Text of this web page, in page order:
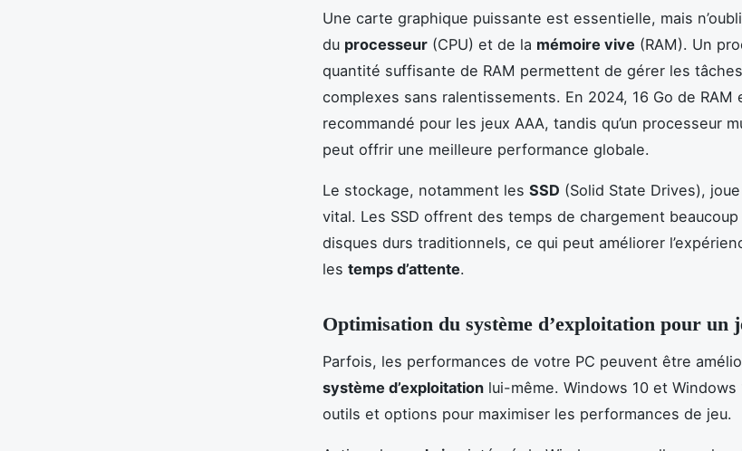
Une carte graphique puissante est essentielle, mais
du processeur (CPU) et de la mémoire vive (RAM). Un
quantité suffisante de RAM permettent de gérer les
complexes sans ralentissements. En 2024, 16 Go de RAM
recommandé pour les jeux AAA, tandis qu’un processeur
peut offrir une meilleure performance globale.
Le stockage, notamment les SSD (Solid State Drives),
vital. Les SSD offrent des temps de chargement
disques durs traditionnels, ce qui peut améliorer
les temps d’attente.
Optimisation du système d’exploitation pour un
Parfois, les performances de votre PC peuvent être
système d’exploitation lui-même. Windows 10 et
outils et options pour maximiser les performances de jeu.